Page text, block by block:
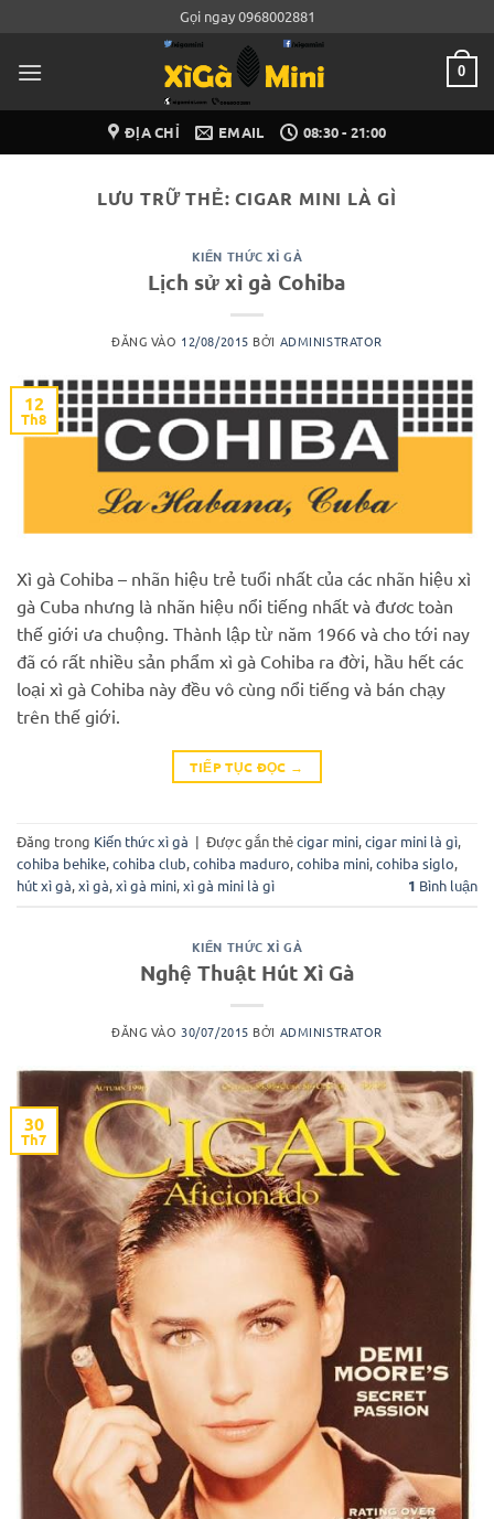
nội
Gọi ngay 0968002881
0
ĐỊA CHỈ EMAIL 08:30 - 21:00
LƯU TRỮ THẺ:CIGAR MINI LÀ GÌ
KIẾN THỨC XÌ GÀ
Lịch sử xì gà Cohiba
ĐĂNG VÀO 12/08/2015 BỞI ADMINISTRATOR
12
Th8
Xì gà Cohiba – nhãn hiệu trẻ tuổi nhất của các nhãn hiệu xì
gà Cuba nhưng là nhãn hiệu nổi tiếng nhất và đươc toàn
thế giới ưa chuộng. Thành lập từ năm 1966 và cho tới nay
đã có rất nhiều sản phẩm xì gà Cohiba ra đời, hầu hết các
loại xì gà Cohiba này đều vô cùng nổi tiếng và bán chạy
trên thế giới.
TIẾP TỤC ĐỌC →
Đăng trong Kiến thức xì gà | Được gắn thẻcigar mini,cigar mini là gì,
cohiba behike,cohiba club,cohiba maduro,cohiba mini,cohiba siglo,
hút xì gà,xì gà,xì gà mini,xì gà mini là gì 1 Bình luận
KIẾN THỨC XÌ GÀ
Nghệ Thuật Hút Xì Gà
ĐĂNG VÀO 30/07/2015 BỞI ADMINISTRATOR
30
Th7